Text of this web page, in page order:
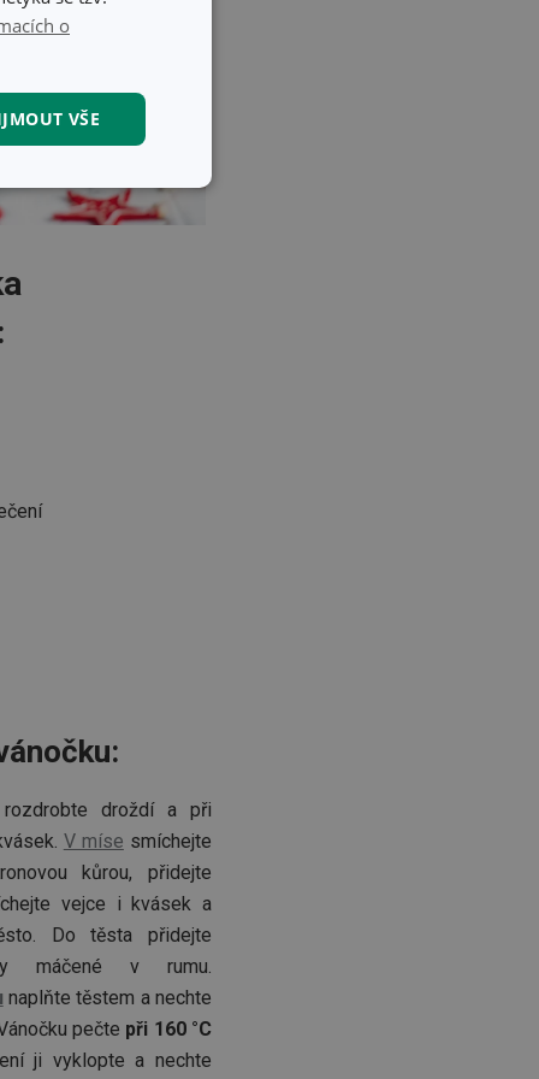
droždí a při
V míse smíchejte
kůrou, přidejte
vejce i kvásek a
Do těsta přidejte
máčené v rumu.
naplňte těstem a nechte
pečte při 160 °C
ji vyklopte a nechte
o
VŠE
soubory
účtu. Webové
lidmi a roboty.
platné zprávy o
k
uživatelské
platné zprávy o
uživatele
zlepšení
konkrétnímu